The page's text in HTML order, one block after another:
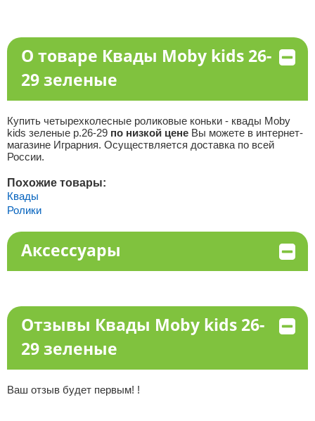
О товаре Квады Moby kids 26-
29 зеленые
Купить четырехколесные роликовые коньки - квады Moby
kids зеленые р.26-29 по низкой ценеВы можете в интернет-
магазине Играрния. Осуществляется доставка по всей
России.
Похожие товары:
Квады
Ролики
Аксессуары
Отзывы Квады Moby kids 26-
29 зеленые
Ваш отзыв будет первым! !